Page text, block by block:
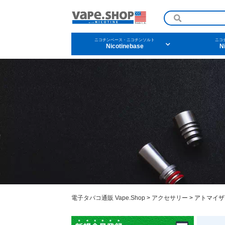
ニコチンリキッドを条
メンソール
タバコ
ニコチンベース・ニコチンソルト
Nicotinebase
ニコ
電子タバコ通販 Vape.Shop > アクセサリー > アトマイ